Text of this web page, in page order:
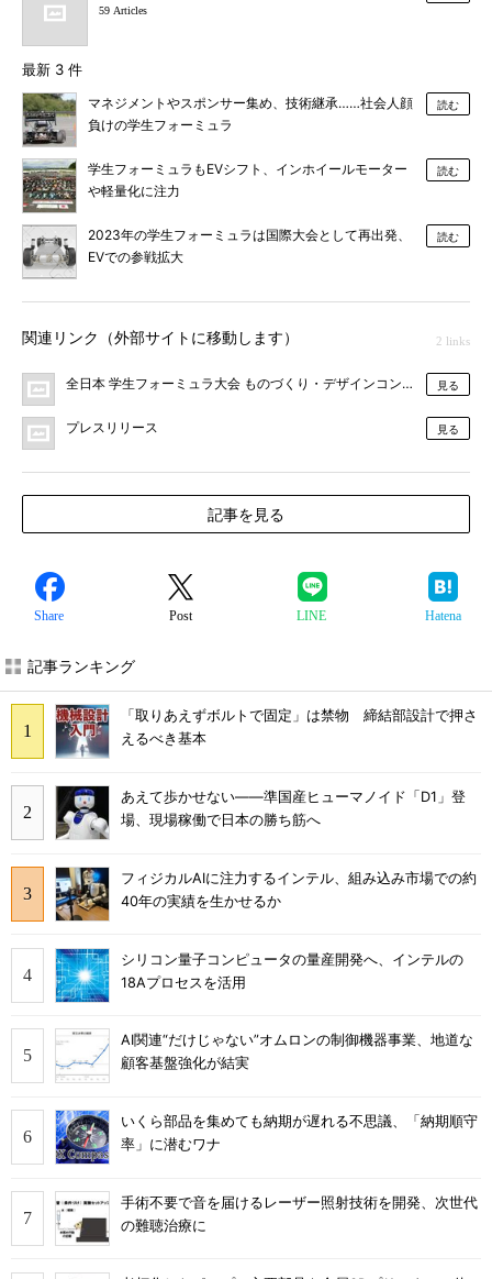
59 Articles
最新 3 件
マネジメントやスポンサー集め、技術継承……社会人顔
負けの学生フォーミュラ
読む
学生フォーミュラもEVシフト、インホイールモーター
や軽量化に注力
読む
2023年の学生フォーミュラは国際大会として再出発、
EVでの参戦拡大
読む
関連リンク（外部サイトに移動します） 2 links
全日本 学生フォーミュラ大会 ものづくり・デザインコンペティッショ
見る
プレスリリース 見る
記事を見る
Share Post LINE Hatena
記事ランキング
「取りあえずボルトで固定」は禁物 締結部設計で押さ
えるべき基本
あえて歩かせない――準国産ヒューマノイド「D1」登
場、現場稼働で日本の勝ち筋へ
フィジカルAIに注力するインテル、組み込み市場での約
40年の実績を生かせるか
シリコン量子コンピュータの量産開発へ、インテルの
18Aプロセスを活用
AI関連“だけじゃない”オムロンの制御機器事業、地道な
顧客基盤強化が結実
いくら部品を集めても納期が遅れる不思議、「納期順守
率」に潜むワナ
手術不要で音を届けるレーザー照射技術を開発、次世代
の難聴治療に